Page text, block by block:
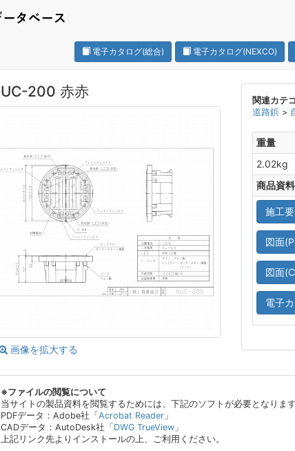
電子カタログ(総合) 電子カタログ(NEXCO)
200 赤赤
画像を拡大する
関連カテ
道路鋲 >
重量
2.02kg
商品資料
施工
図面
図面
電子
※ファイルの閲覧について
当サイトの製品資料を閲覧するためには、下記のソフトが必要となります
PDFデータ：Adobe社「Acrobat Reader」
CADデータ：AutoDesk社「DWG TrueView」
上記リンク先よりインストールの上、ご利用ください。